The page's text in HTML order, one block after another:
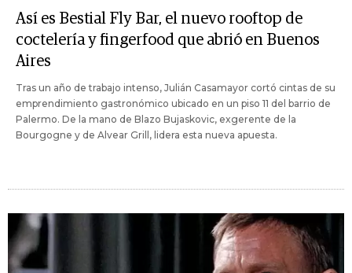
Así es Bestial Fly Bar, el nuevo rooftop de
coctelería y fingerfood que abrió en Buenos
Aires
Tras un año de trabajo intenso, Julián Casamayor cortó cintas de su
emprendimiento gastronómico ubicado en un piso 11 del barrio de
Palermo. De la mano de Blazo Bujaskovic, exgerente de la
Bourgogne y de Alvear Grill, lidera esta nueva apuesta.